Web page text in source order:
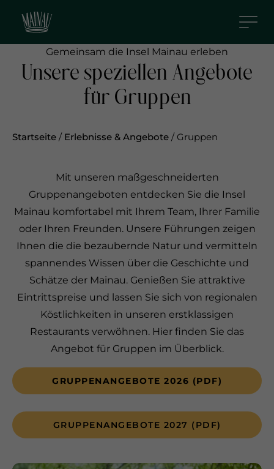
Gemeinsam die Insel Mainau erleben
Unsere speziellen Angebote
für Gruppen
Startseite / Erlebnisse & Angebote / Gruppen
Mit unseren maßgeschneiderten
Gruppenangeboten entdecken Sie die Insel
Mainau komfortabel mit Ihrem Team, Ihrer Familie
oder Ihren Freunden. Unsere Führungen zeigen
Ihnen die die bezaubernde Natur und vermitteln
spannendes Wissen über die Geschichte und
Schätze der Mainau. Genießen Sie attraktive
Eintrittspreise und lassen Sie sich von regionalen
Köstlichkeiten in unseren erstklassigen
Restaurants verwöhnen. Hier finden Sie das
Angebot für Gruppen im Überblick.
GRUPPENANGEBOTE 2026 (PDF)
GRUPPENANGEBOTE 2027 (PDF)